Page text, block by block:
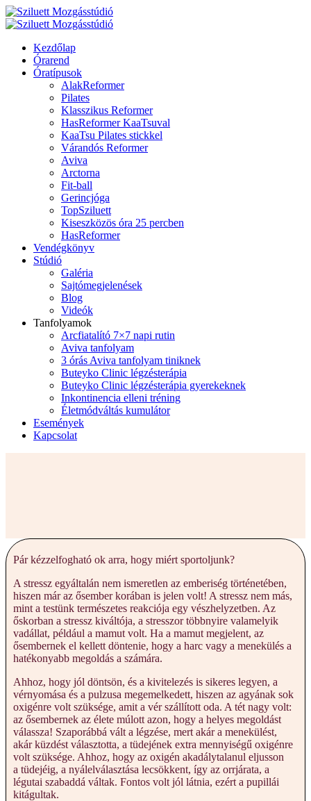
Kezdőlap
Órarend
Óratípusok
AlakReformer
Pilates
Klasszikus Reformer
HasReformer KaaTsuval
KaaTsu Pilates stickkel
Várandós Reformer
Aviva
Arctorna
Fit-ball
Gerincjóga
TopSziluett
Kiseszközös óra 25 percben
HasReformer
Vendégkönyv
Stúdió
Galéria
Sajtómegjelenések
Blog
Videók
Tanfolyamok
Arcfiatalító 7×7 napi rutin
Aviva tanfolyam
3 órás Aviva tanfolyam tiniknek
Buteyko Clinic légzésterápia
Buteyko Clinic légzésterápia gyerekeknek
Inkontinencia elleni tréning
Életmódváltás kumulátor
Események
Kapcsolat
Pár kézzelfogható ok arra, hogy miért sportoljunk?
A stressz egyáltalán nem ismeretlen az emberiség történetében,
hiszen már az ősember korában is jelen volt! A stressz nem más,
mint a testünk természetes reakciója egy vészhelyzetben. Az
őskorban a stressz kiváltója, a stresszor többnyire valamelyik
vadállat, például a mamut volt. Ha a mamut megjelent, az
ősembernek el kellett döntenie, hogy a harc vagy a menekülés a
hatékonyabb megoldás a számára.
Ahhoz, hogy jól döntsön, és a kivitelezés is sikeres legyen, a
vérnyomása és a pulzusa megemelkedett, hiszen az agyának sok
oxigénre volt szüksége, amit a vér szállított oda. A tét nagy volt:
az ősembernek az élete múlott azon, hogy a helyes megoldást
válassza! Szaporábbá vált a légzése, mert akár a menekülést,
akár küzdést választotta, a tüdejének extra mennyiségű oxigénre
volt szüksége. Ahhoz, hogy az oxigén akadálytalanul eljusson
a tüdejéig, a nyálelválasztása lecsökkent, így az orrjárata, a
légutai szabaddá váltak. Fontos volt jól látnia, ezért a pupillái
kitágultak.